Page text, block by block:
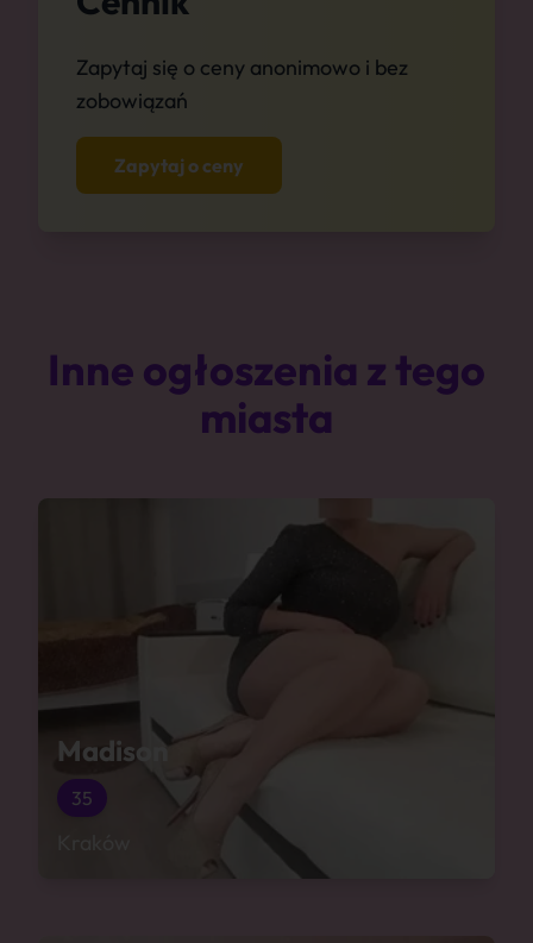
Zapytaj się o ceny anonimowo i bez
zobowiązań
Zapytaj o ceny
Inne ogłoszenia z tego
miasta
Madison
35